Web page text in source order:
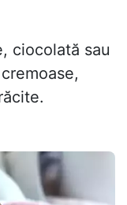
ciocolată sau